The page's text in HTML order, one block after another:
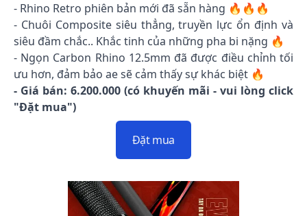
- Rhino Retro phiên bản mới đã sẵn hàng 🔥🔥🔥
- Chuôi Composite siêu thẳng, truyền lực ổn định và
siêu đầm chắc.. Khắc tinh của những pha bi nặng 🔥
- Ngọn Carbon Rhino 12.5mm đã được điều chỉnh tối
ưu hơn, đảm bảo ae sẽ cảm thấy sự khác biệt 🔥
- Giá bán: 6.200.000 (có khuyến mãi - vui lòng click
"Đặt mua")
Đặt mua